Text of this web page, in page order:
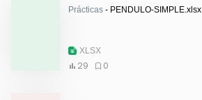
Prácticas - PENDULO-SIMPLE.xlsx
XLSX
29
0